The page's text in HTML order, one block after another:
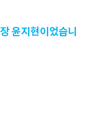
윤지현이었습니